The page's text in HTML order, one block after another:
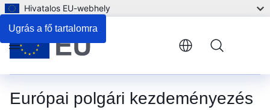
Ugrás a fő tartalomra
Hivatalos EU-webhely
Európai polgári kezdeményezés
Menu